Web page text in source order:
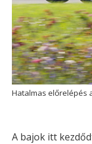
Hatalmas előrelépés
A bajok itt